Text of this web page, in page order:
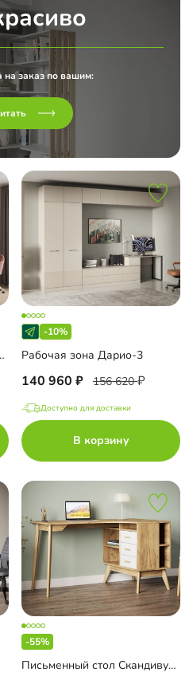
на заказ по вашим:
Мобаро-8
-10%
Рабочая зона Дарио-3
140 960 156 620
Доступно для доставки
В корзину
-55%
Письменный стол Скандивуд-3